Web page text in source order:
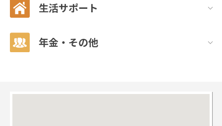
生活サポート
年金・その他